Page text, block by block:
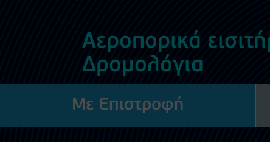
Αεροπορικά
Δρομολόγια
Με Επιστροφή